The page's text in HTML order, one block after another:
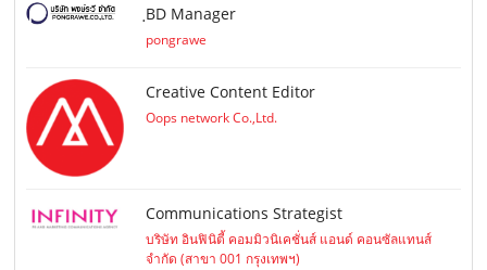
ฺBD Manager
pongrawe
Creative Content Editor
Oops network Co.,Ltd.
Communications Strategist
บริษัท อินฟินิตี้ คอมมิวนิเคชั่นส์ แอนด์ คอนซัลแทนส์
จำกัด (สาขา 001 กรุงเทพฯ)